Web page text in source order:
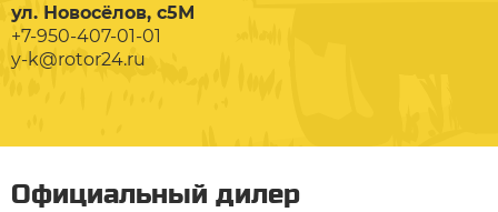
ул. Новосёлов, с5М
+7-950-407-01-01
y-k@rotor24.ru
Официальный дилер